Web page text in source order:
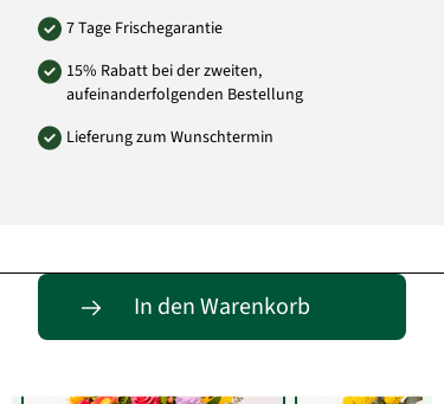
7 Tage Frischegarantie
15% Rabatt bei der zweiten,
aufeinanderfolgenden Bestellung
Lieferung zum Wunschtermin
In den Warenkorb
Entdecke passende Alternativen